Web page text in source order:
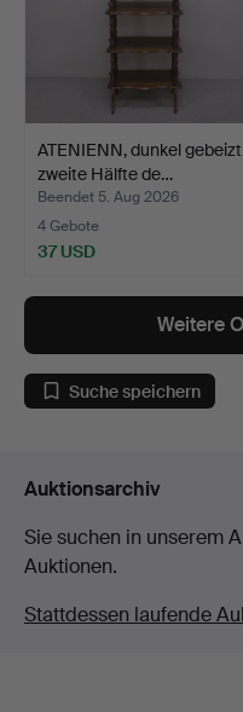
ATENIENN, dunkel
zweite Hälfte de…
Beendet 5. Aug 2026
4 Gebote
37 USD
Weitere
Suche speichern
Auktionsarchiv
Sie suchen in unserem
Auktionen.
Stattdessen laufende